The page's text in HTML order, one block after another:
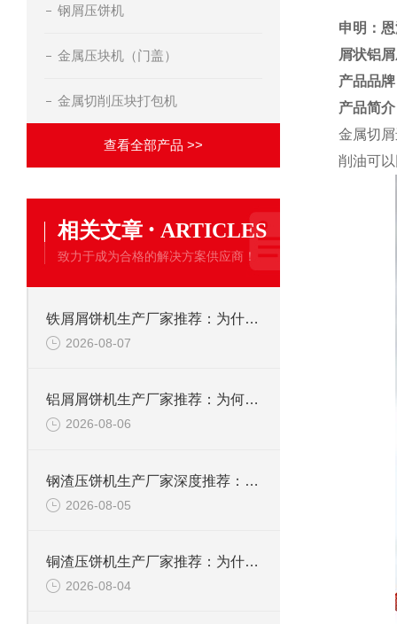
钢屑压饼机
金属压块机（门盖）
金属切削压块打包机
查看全部产品 >>
相关文章 · ARTICLES
致力于成为合格的解决方案供应商！
铁屑屑饼机生产厂家推荐：为什么恩派特是您的优选伙伴
2026-08-07
铝屑屑饼机生产厂家推荐：为何恩派特成为金属回收行业的“隐形优选”？
2026-08-06
钢渣压饼机生产厂家深度推荐：为何恩派特成为高净值产线的优选
2026-08-05
铜渣压饼机生产厂家推荐：为什么恩派特成为众多企业的信赖？
2026-08-04
申明：
屑状铝
产品品
产品简
金属切
削油可